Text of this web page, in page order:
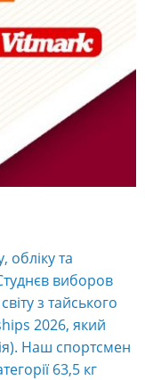
обліку та
виборов
з тайського
2026, який
Наш спортсмен
63,5 кг